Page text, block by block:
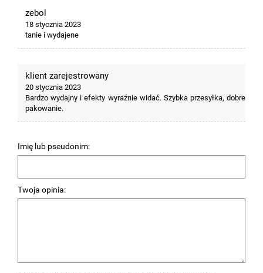
zebol
18 stycznia 2023
tanie i wydajene
klient zarejestrowany
20 stycznia 2023
Bardzo wydajny i efekty wyraźnie widać. Szybka przesyłka, dobre
pakowanie.
Imię lub pseudonim:
Twoja opinia: